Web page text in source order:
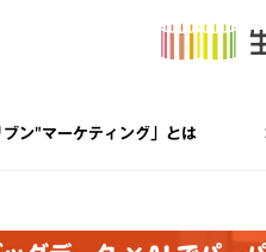
ブン"マーケティング」とは